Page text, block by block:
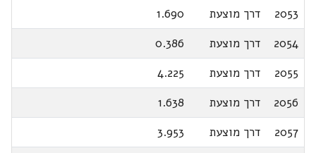
2053
דרך מוצעת
1.690
2054
דרך מוצעת
0.386
2055
דרך מוצעת
4.225
2056
דרך מוצעת
1.638
2057
דרך מוצעת
3.953